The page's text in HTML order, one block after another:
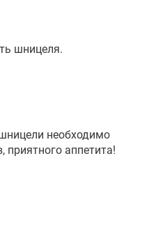
шницеля.
необходимо
аппетита!